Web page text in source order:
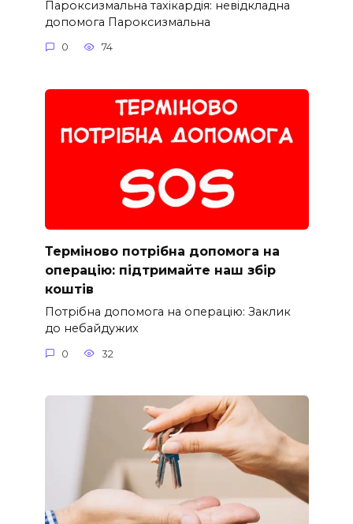
Пароксизмальна тахікардія: невідкладна
допомога Пароксизмальна
0 74
Терміново потрібна допомога на
операцію: підтримайте наш збір
коштів
Потрібна допомога на операцію: Заклик
до небайдужих
0 32